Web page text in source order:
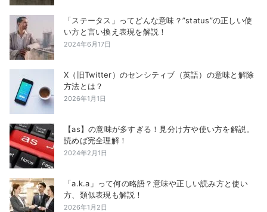
「ステータス」ってどんな意味？”status”の正しい使
い方と言い換え表現を解説！
2024年6月17日
X（旧Twitter）のセンシティブ（英語）の意味と解除
方法とは？
2026年1月1日
【as】の意味が多すぎる！見分け方や使い方を解説。
読めば完全理解！
2024年2月1日
「a.k.a」って何の略語？意味や正しい読み方と使い
方、類似表現も解説！
2026年1月2日